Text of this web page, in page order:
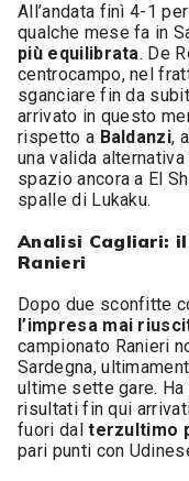
All’andata finì 4-1
qualche mese fa in
più equilibrata. De
centrocampo, nel
sganciare fin da
arrivato in questo
rispetto a Baldanzi,
una valida
spazio ancora a El
spalle di Lukaku.
Analisi Cagliari:
Ranieri
Dopo due sconfitte
l’impresa mai
campionato Ranieri
Sardegna,
ultime sette gare.
risultati fin qui
fuori dalterzultimo
pari punti con